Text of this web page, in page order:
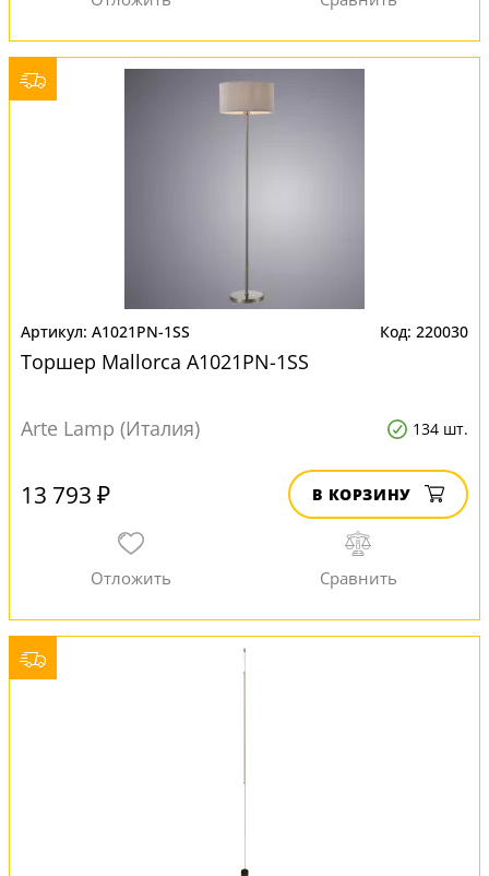
A1021PN-1SS 220030
Торшер Mallorca A1021PN-1SS
Arte Lamp (Италия) 134 шт.
13 793 ₽ В КОРЗИНУ